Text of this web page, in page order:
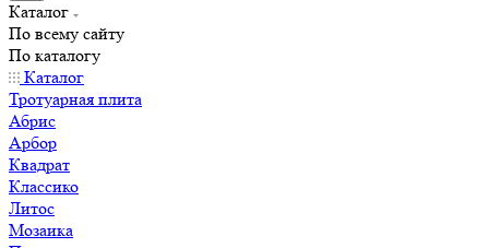
Каталог
По всему сайту
По каталогу
Каталог
Тротуарная плита
Абрис
Арбор
Квадрат
Классико
Литос
Мозаика